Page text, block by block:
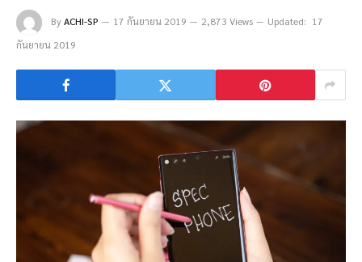
ByACHI-SP 17 กันยายน 2019 2,873 Views Updated: 17
กันยายน 2019